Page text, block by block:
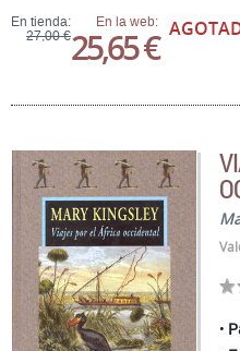
En tienda:
27,00 €
En la web:
25,65 €